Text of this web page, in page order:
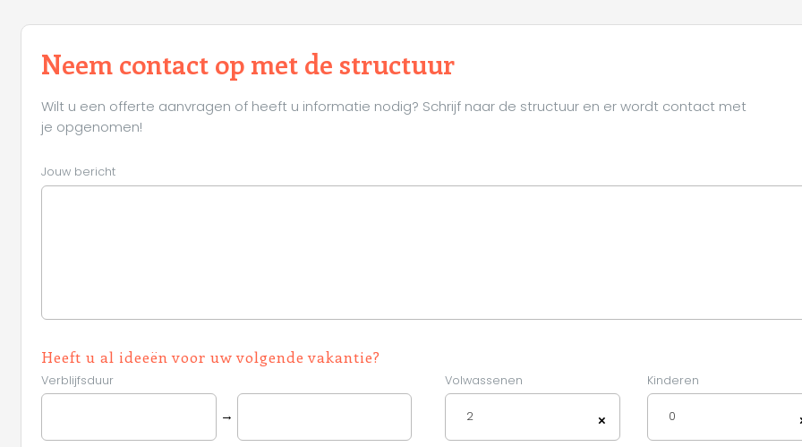
Neem contact op met de structuur
Wilt u een offerte aanvragen of heeft u informatie nodig? Schrijf naar de structuur en er wordt contact met
je opgenomen!
Jouw bericht
Heeft u al ideeën voor uw volgende vakantie?
Verblijfsduur
→
Volwassenen
×
2
Kinderen
0